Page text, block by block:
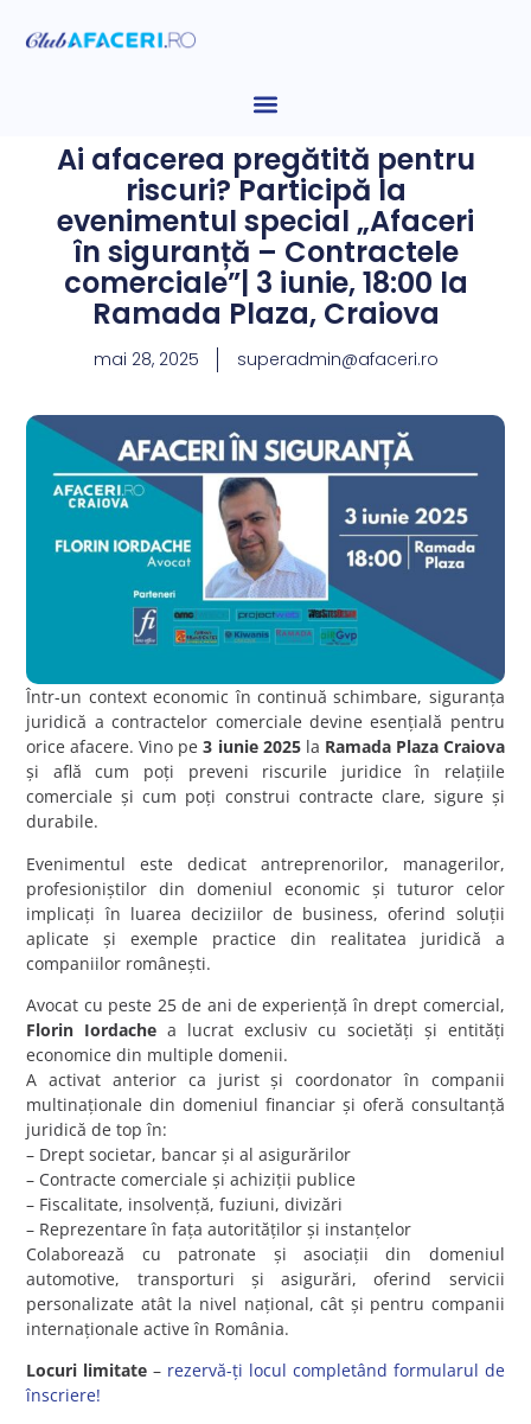
Ai afacerea pregătită pentru
riscuri? Participă la
evenimentul special „Afaceri
în siguranță – Contractele
comerciale”| 3 iunie, 18:00 la
Ramada Plaza, Craiova
mai 28, 2025 superadmin@afaceri.ro
Într-un context economic în continuă schimbare, siguranța
juridică a contractelor comerciale devine esențială pentru
orice afacere. Vino pe3 iunie 2025la Ramada Plaza Craiova
și află cum poți preveni riscurile juridice în relațiile
comerciale și cum poți construi contracte clare, sigure și
durabile.
Evenimentul este dedicat antreprenorilor, managerilor,
profesioniștilor din domeniul economic și tuturor celor
implicați în luarea deciziilor de business, oferind soluții
aplicate și exemple practice din realitatea juridică a
companiilor românești.
Avocat cu peste 25 de ani de experiență în drept comercial,
Florin Iordache a lucrat exclusiv cu societăți și entități
economice din multiple domenii.
A activat anterior ca jurist și coordonator în companii
multinaționale din domeniul financiar și oferă consultanță
juridică de top în:
– Drept societar, bancar și al asigurărilor
– Contracte comerciale și achiziții publice
– Fiscalitate, insolvență, fuziuni, divizări
– Reprezentare în fața autorităților și instanțelor
Colaborează cu patronate și asociații din domeniul
automotive, transporturi și asigurări, oferind servicii
personalizate atât la nivel național, cât și pentru companii
internaționale active în România.
Locuri limitate – rezervă-ți locul completând formularul de
înscriere!